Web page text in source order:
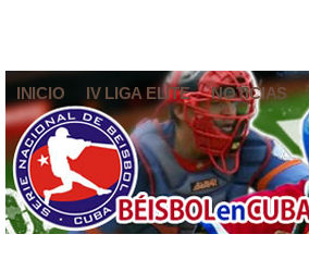
INICIO IV LIGA ELITE NOTICIAS